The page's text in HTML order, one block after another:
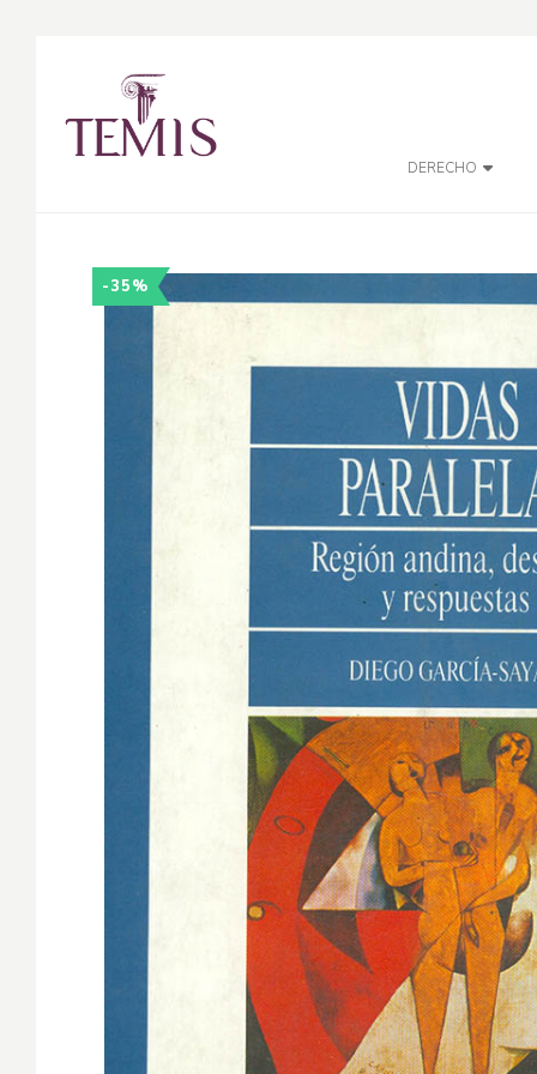
DERECHO
-35%